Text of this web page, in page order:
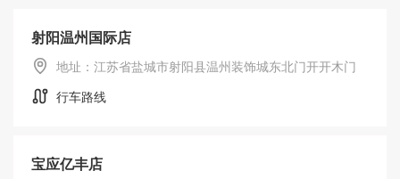
射阳温州国际店
地址：江苏省盐城市射阳县温州装饰城东北门开开木门
行车路线
宝应亿丰店